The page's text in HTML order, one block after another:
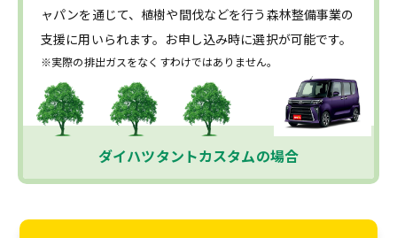
ャパンを通じて、植樹や間伐などを行う森林整備事業の
支援に用いられます。お申し込み時に選択が可能です。
※実際の排出ガスをなくすわけではありません。
ダイハツタントカスタムの場合